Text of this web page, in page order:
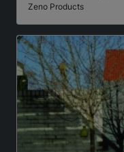
Zeno Products